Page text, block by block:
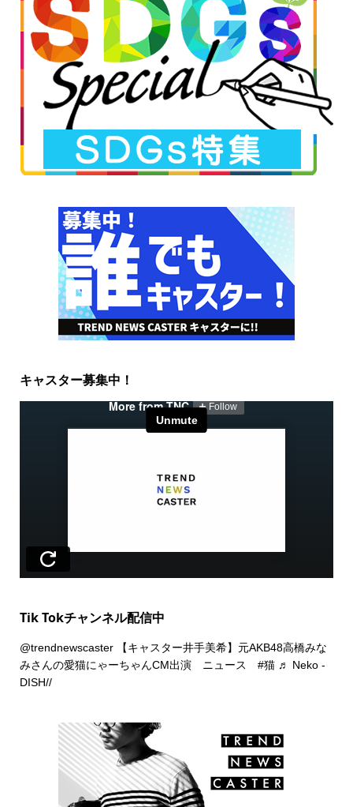
キャスター募集中！
Tik Tokチャンネル配信中
@trendnewscaster【キャスター井手美希】元AKB48高橋みな
みさんの愛猫にゃーちゃんCM出演 ニュース #猫 ♬ Neko -
DISH//